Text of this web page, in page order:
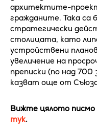
архитектите-
гражданите. Така са
стратегически
столицата, като
устройствени
увеличение на
преписки (по над 700
казват още от
Вижте цялото писмо
тук.